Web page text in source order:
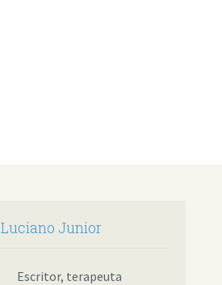
Luciano Junior
Escritor, terapeuta